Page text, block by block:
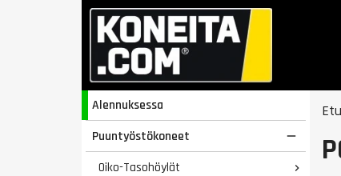
Alennuksessa
Puuntyöstökoneet

Oiko-Tasohöylät 